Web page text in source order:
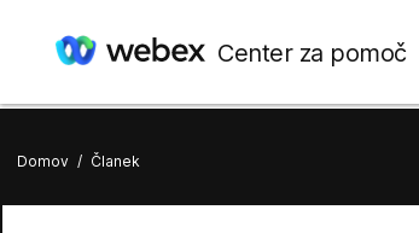
Center za pomoč
Domov / Članek